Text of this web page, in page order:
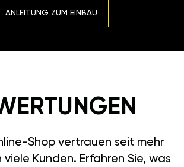
ANLEITUNG ZUM EINBAU
Shop vertrauen seit mehr
viele Kunden. Erfahren Sie, was